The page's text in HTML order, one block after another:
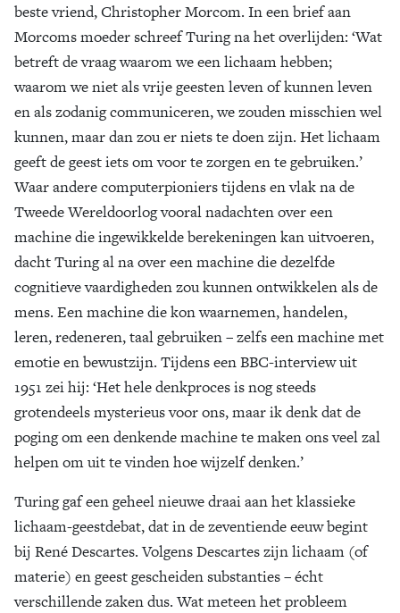
beste vriend, Christopher Morcom. In een brief aan
Morcoms moeder schreef Turing na het overlijden: ‘Wat
betreft de vraag waarom we een lichaam hebben;
waarom we niet als vrije geesten leven of kunnen leven
en als zodanig communiceren, we zouden misschien wel
kunnen, maar dan zou er niets te doen zijn. Het lichaam
geeft de geest iets om voor te zorgen en te gebruiken.’
Waar andere computerpioniers tijdens en vlak na de
Tweede Wereldoorlog vooral nadachten over een
machine die ingewikkelde berekeningen kan uitvoeren,
dacht Turing al na over een machine die dezelfde
cognitieve vaardigheden zou kunnen ontwikkelen als de
mens. Een machine die kon waarnemen, handelen,
leren, redeneren, taal gebruiken – zelfs een machine met
emotie en bewustzijn. Tijdens een BBC-interview uit
1951 zei hij: ‘Het hele denkproces is nog steeds
grotendeels mysterieus voor ons, maar ik denk dat de
poging om een denkende machine te maken ons veel zal
helpen om uit te vinden hoe wijzelf denken.’
Turing gaf een geheel nieuwe draai aan het klassieke
lichaam-geestdebat, dat in de zeventiende eeuw begint
bij René Descartes. Volgens Descartes zijn lichaam (of
materie) en geest gescheiden substanties – écht
verschillende zaken dus. Wat meteen het probleem